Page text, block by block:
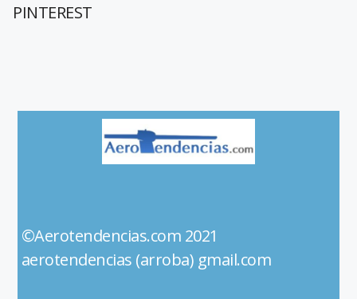
PINTEREST
©Aerotendencias.com 2021
aerotendencias (arroba) gmail.com